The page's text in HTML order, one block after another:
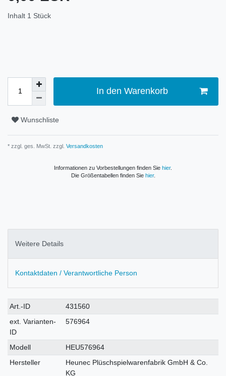
Inhalt 1 Stück
In den Warenkorb
Wunschliste
* zzgl. ges. MwSt. zzgl. Versandkosten
Informationen zu Vorbestellungen finden Sie hier.
Die Größentabellen finden Sie hier.
Weitere Details
Kontaktdaten / Verantwortliche Person
Technisches
Merkmal
Wert
Art.-ID
431560
ext. Varianten-
ID
576964
Modell
HEU576964
Hersteller
Heunec Plüschspielwarenfabrik GmbH & Co.
KG